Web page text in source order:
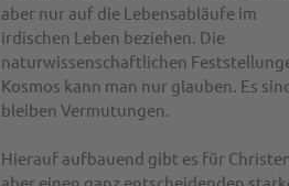
aber nur auf die Lebensabläufe im
irdischen Leben beziehen. Die
naturwissenschaftlichen
Kosmos kann man nur glauben. Es
bleiben Vermutungen.
Hierauf aufbauend gibt es für